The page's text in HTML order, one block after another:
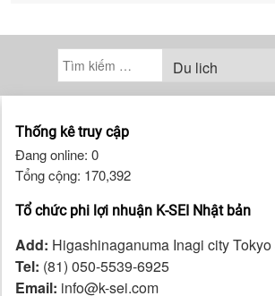
Thống kê truy cập
Đang online: 0
Tổng cộng: 170,392
Tổ chức phi lợi nhuận K-SEI Nhật bản
Add: Higashinaganuma Inagi city
Tel: (81) 050-5539-6925
Email: info@k-sei.com